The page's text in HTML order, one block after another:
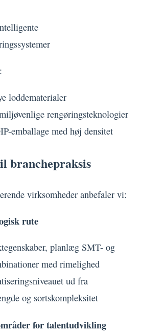
:
loddematerialer
rengøringsteknologier
emballage med høj densitet
branchepraksis
virksomheder anbefaler vi:
rute
planlæg SMT- og
med rimelighed
ud fra
og sortskompleksitet
for talentudvikling